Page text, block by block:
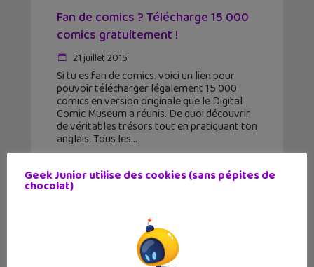
Fan de comics ? Télécharge 15 000
comics gratuitement !
21 juillet 2015
Si tu es fan de comics. voici un lien pour
pouvoir télécharger légalement 15 000
comics en version originale que le Digital
Comic Museum a réunis. De quoi découvrir
de véritables trésors tout en pratiquant ton
anglais. Tous les
Geek Junior utilise des cookies (sans pépites de
chocolat)